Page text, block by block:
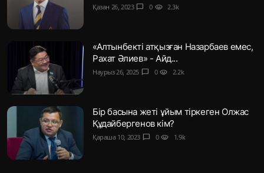
Қазан 26, 2023 chat_bubble 0 visibility 2.3k
«Алтынбекті атқызған Назарбаев емес,
Рахат Әлиев» - Айд...
Наурыз 26, 2025 chat_bubble 0 visibility 2.2k
Бір басына жеті ұйым тіркеген Олжас
Құдайбергенов кім?
Қараша 10, 2023 chat_bubble 0 visibility 1.9k